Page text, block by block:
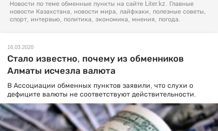
Новости по теме обменные пункты на сайте Liter.kz. Главные
новости Казахстана, новости мира, лайфхаки, полезные советы,
спорт, интервью, политика, экономика, мнения, погода.
16.03.2020
Стало известно, почему из обменников
Алматы исчезла валюта
В Ассоциации обменных пунктов заявили, что слухи о
дефиците валюты не соответствуют действительности.